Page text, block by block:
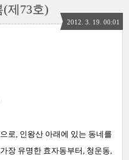
(제73호)
2012. 3. 19. 00:01
로, 인왕산 아래에 있는 동네를
장 유명한 효자동부터, 청운동,